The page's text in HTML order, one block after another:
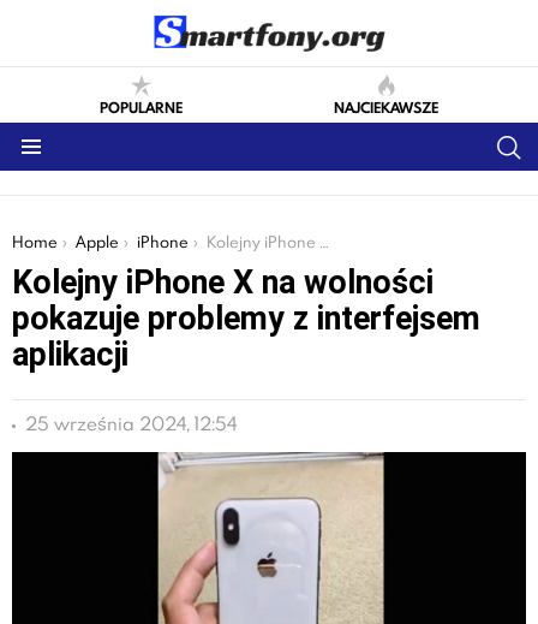
POPULARNE NAJCIEKAWSZE
You are here:
Home Apple iPhone Kolejny iPhone X na wolności pokazuje problemy z interfejsem aplikacji
Kolejny iPhone X na wolności
pokazuje problemy z interfejsem
aplikacji
25 września 2024, 12:54